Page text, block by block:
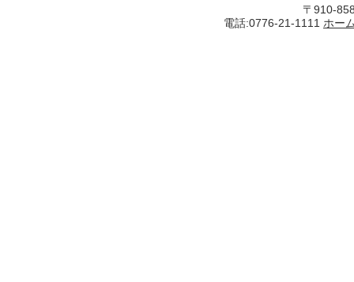
〒910-
電話:0776-21-1111 ホー